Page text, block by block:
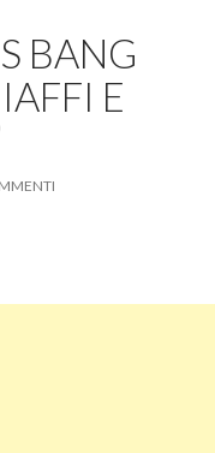
BANG
E